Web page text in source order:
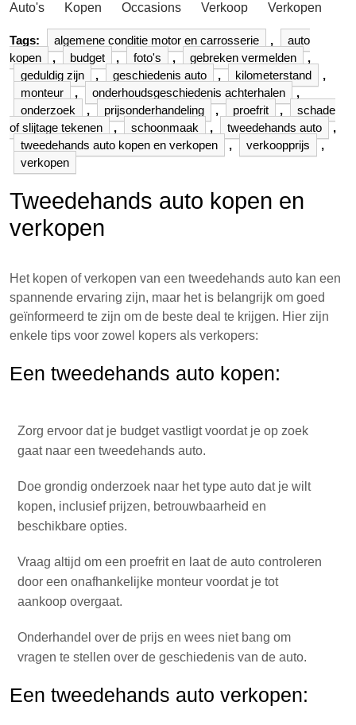
Auto's Kopen Occasions Verkoop Verkopen
Tags: algemene conditie motor en carrosserie ,
auto
kopen
, budget , foto's , gebreken vermelden
,
geduldig zijn
, geschiedenis auto , kilometerstand
,
monteur
, onderhoudsgeschiedenis achterhalen
,
onderzoek
, prijsonderhandeling , proefrit ,
schade
of slijtage tekenen
, schoonmaak , tweedehands auto
,
tweedehands auto kopen en verkopen
, verkoopprijs
,
verkopen
Tweedehands auto kopen en
verkopen
Het kopen of verkopen van een tweedehands auto kan een
spannende ervaring zijn, maar het is belangrijk om goed
geïnformeerd te zijn om de beste deal te krijgen. Hier zijn
enkele tips voor zowel kopers als verkopers:
Een tweedehands auto kopen:
Zorg ervoor dat je budget vastligt voordat je op zoek
gaat naar een tweedehands auto.
Doe grondig onderzoek naar het type auto dat je wilt
kopen, inclusief prijzen, betrouwbaarheid en
beschikbare opties.
Vraag altijd om een proefrit en laat de auto controleren
door een onafhankelijke monteur voordat je tot
aankoop overgaat.
Onderhandel over de prijs en wees niet bang om
vragen te stellen over de geschiedenis van de auto.
Een tweedehands auto verkopen: